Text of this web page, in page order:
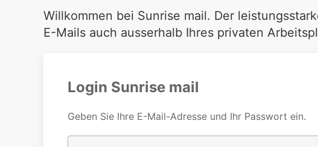
Willkommen bei Sunrise mail. Der
E-Mails auch ausserhalb Ihres privaten
Login Sunrise mail
Geben Sie Ihre E-Mail-Adresse und Ihr Passwort ein.